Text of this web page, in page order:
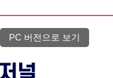
PC 버전으로 보기